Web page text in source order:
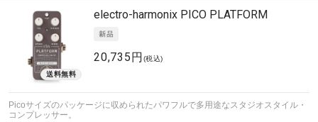
electro-harmonix PICO PLATFORM
20,735円 (税込)
Picoサイズのパッケージに収められたパワフルで多用途なスタジオスタイル・
コンプレッサー。